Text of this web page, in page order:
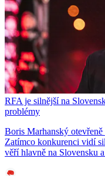
RFA je silnější na
problémy
Boris Marhanský
Zatímco konkurenci vidí
věří hlavně na Slovensku